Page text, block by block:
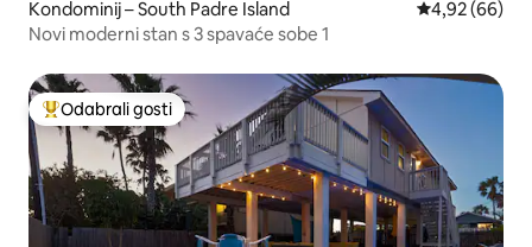
Kondominij – South Padre Island Prosječna
4,92 (66)
Novi moderni stan s 3 spavaće sobe 1
Među najviše rangiranima s oznakom „Odabrali gosti”
Odabrali gosti